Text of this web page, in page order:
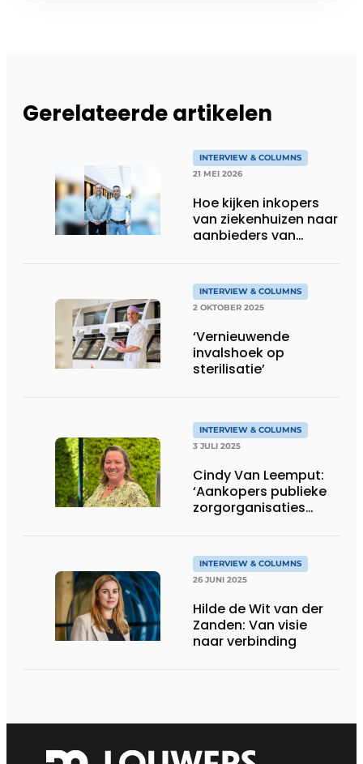
Gerelateerde artikelen
INTERVIEW & COLUMNS
21 MEI 2026
Hoe kijken inkopers
van ziekenhuizen naar
aanbieders van
INTERVIEW & COLUMNS
2 OKTOBER 2025
‘Vernieuwende
invalshoek op
sterilisatie’
INTERVIEW & COLUMNS
3 JULI 2025
Cindy Van Leemput:
‘Aankopers publieke
zorgorganisaties
INTERVIEW & COLUMNS
26 JUNI 2025
Hilde de Wit van der
Zanden: Van visie
naar verbinding